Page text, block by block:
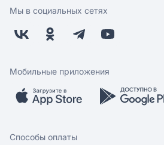
Поставщикам
Заводчикам
Обратная связь
Оплата
Бонусная программа
Скидки и акции
Мобильное приложение
Мы в социальных сетях
Мобильные приложения
Способы оплаты